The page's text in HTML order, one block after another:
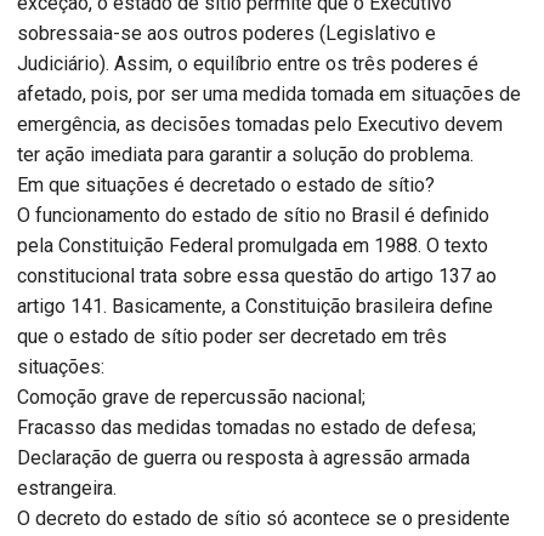
sobressaia-se aos outros poderes (Legislativo e
Judiciário). Assim, o equilíbrio entre os três poderes é
afetado, pois, por ser uma medida tomada em situações de
emergência, as decisões tomadas pelo Executivo devem
ter ação imediata para garantir a solução do problema.
Em que situações é decretado o estado de sítio?
O funcionamento do estado de sítio no Brasil é definido
pela Constituição Federal promulgada em 1988. O texto
constitucional trata sobre essa questão do artigo 137 ao
artigo 141. Basicamente, a Constituição brasileira define
que o estado de sítio poder ser decretado em três
situações:
Comoção grave de repercussão nacional;
Fracasso das medidas tomadas no estado de defesa;
Declaração de guerra ou resposta à agressão armada
estrangeira.
O decreto do estado de sítio só acontece se o presidente